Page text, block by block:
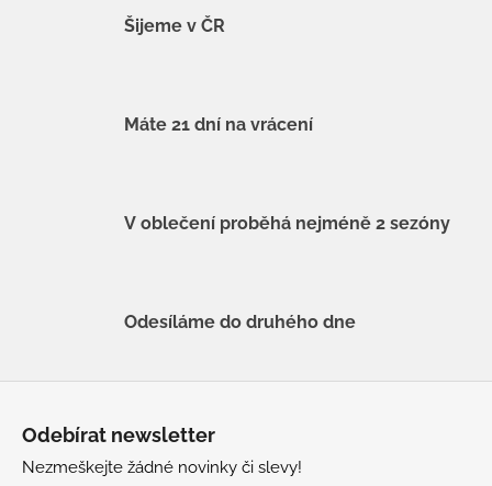
Šijeme v ČR
Máte 21 dní na vrácení
V oblečení proběhá nejméně 2 sezóny
Odesíláme do druhého dne
Odebírat newsletter
Nezmeškejte žádné novinky či slevy!